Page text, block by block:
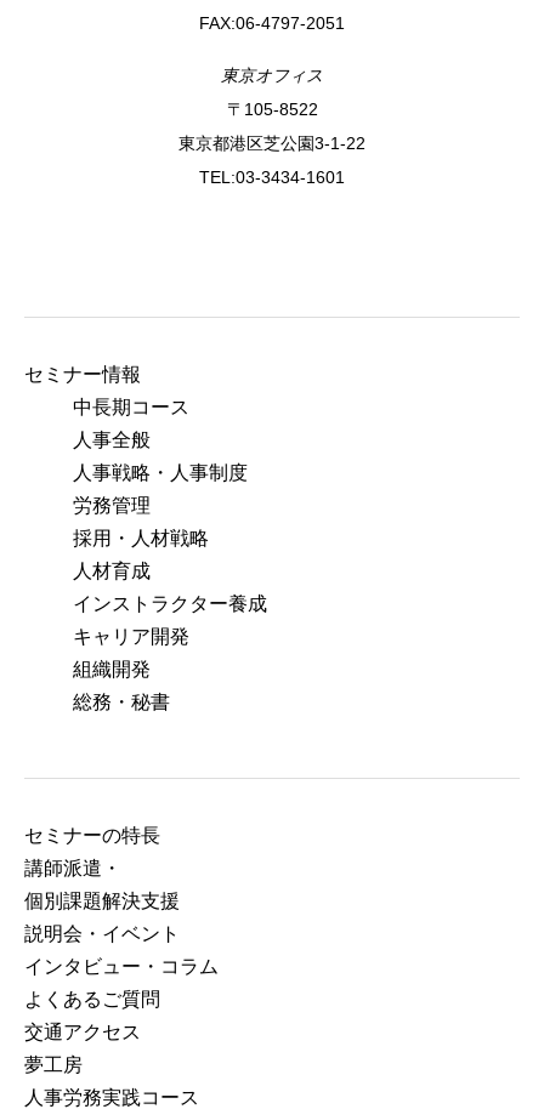
FAX:06-4797-2051
東京オフィス
〒105-8522
東京都港区芝公園3-1-22
TEL:03-3434-1601
セミナー情報
中長期コース
人事全般
人事戦略・人事制度
労務管理
採用・人材戦略
人材育成
インストラクター養成
キャリア開発
組織開発
総務・秘書
セミナーの特⻑
講師派遣・
個別課題解決支援
説明会・イベント
インタビュー・コラム
よくあるご質問
交通アクセス
夢工房
人事労務実践コース